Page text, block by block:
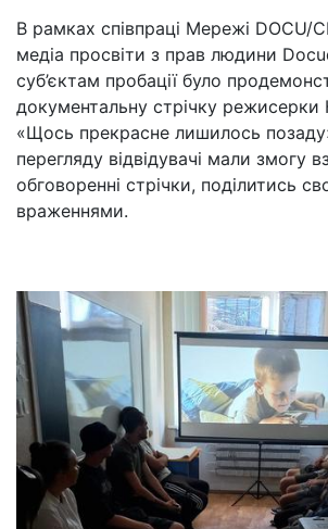
В рамках співпраці Мережі DOCU/
медіа просвіти з прав людини
суб’єктам пробації було
документальну стрічку режисерки
«Щось прекрасне лишилось
перегляду відвідувачі мали змогу
обговоренні стрічки, поділитись
враженнями.